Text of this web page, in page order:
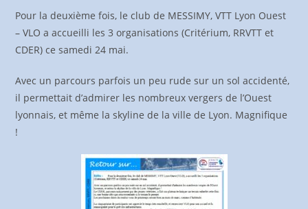
Pour la deuxième fois, le club de MESSIMY, VTT Lyon Ouest
– VLO a accueilli les 3 organisations (Critérium, RRVTT et
CDER) ce samedi 24 mai.
Avec un parcours parfois un peu rude sur un sol accidenté,
il permettait d’admirer les nombreux vergers de l’Ouest
lyonnais, et même la skyline de la ville de Lyon. Magnifique
!